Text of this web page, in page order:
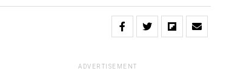
ADVERTISEMENT